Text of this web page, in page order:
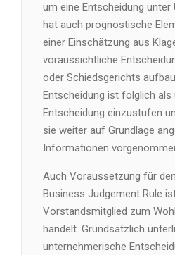
um eine Entscheidung unter
hat auch prognostische
einer Einschätzung aus
voraussichtliche
oder Schiedsgerichts
Entscheidung ist folglich als
Entscheidung einzustufen
sie weiter auf Grundlage
Informationen
Auch Voraussetzung für
Business Judgement Rule
Vorstandsmitglied zum
handelt. Grundsätzlich
unternehmerische